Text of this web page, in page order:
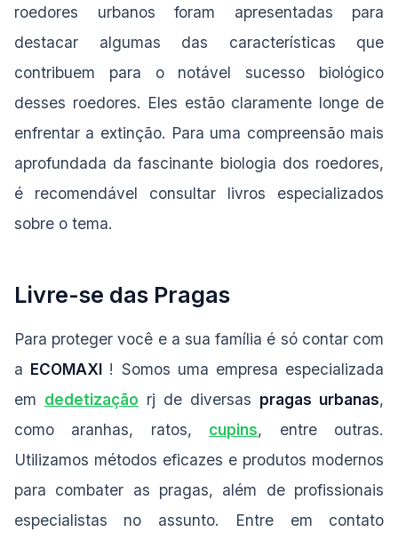
roedores urbanos foram apresentadas para
destacar algumas das características que
contribuem para o notável sucesso biológico
desses roedores. Eles estão claramente longe de
enfrentar a extinção. Para uma compreensão mais
aprofundada da fascinante biologia dos roedores,
é recomendável consultar livros especializados
sobre o tema.
Livre-se das Pragas
Para proteger você e a sua família é só contar com
a ECOMAXI ! Somos uma empresa especializada
em dedetização rj de diversas pragas urbanas,
como aranhas, ratos, cupins, entre outras.
Utilizamos métodos eficazes e produtos modernos
para combater as pragas, além de profissionais
especialistas no assunto. Entre em contato